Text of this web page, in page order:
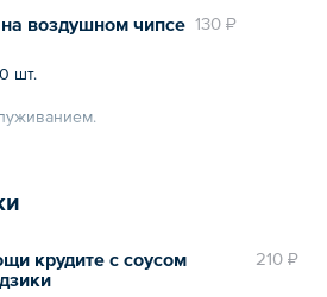
130 ₽
воздушном чипсе
шт.
210 ₽
крудите с соусом